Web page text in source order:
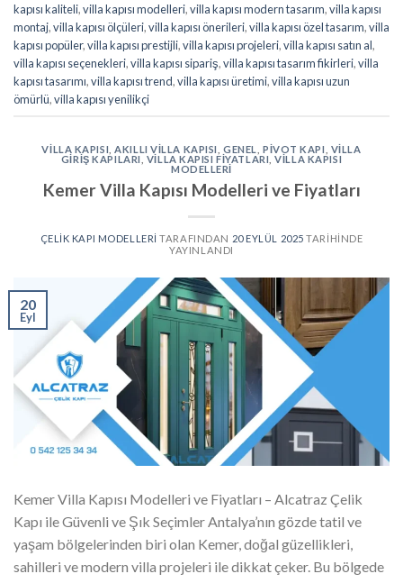
kapısı kaliteli,villa kapısı modelleri,villa kapısı modern tasarım,villa kapısı
montaj,villa kapısı ölçüleri,villa kapısı önerileri,villa kapısı özel tasarım,villa
kapısı popüler,villa kapısı prestijli,villa kapısı projeleri,villa kapısı satın al,
villa kapısı seçenekleri,villa kapısı sipariş,villa kapısı tasarım fikirleri,villa
kapısı tasarımı,villa kapısı trend,villa kapısı üretimi,villa kapısı uzun
ömürlü,villa kapısı yenilikçi
VILLA KAPISI ,AKILLI VILLA KAPISI ,GENEL PIVOT KAPI
VILLA
GIRIŞ KAPILARI
VILLA KAPISI FIYATLARI ,VILLA KAPISI
MODELLERI
Kemer Villa Kapısı Modelleri ve Fiyatları
ÇELIK KAPI MODELLERI TARAFINDAN 20 EYLÜL 2025 TARIHINDE
YAYINLANDI
20
Eyl
Kemer Villa Kapısı Modelleri ve Fiyatları – Alcatraz Çelik
Kapı ile Güvenli ve Şık Seçimler Antalya’nın gözde tatil ve
yaşam bölgelerinden biri olan Kemer, doğal güzellikleri,
sahilleri ve modern villa projeleri ile dikkat çeker. Bu bölgede